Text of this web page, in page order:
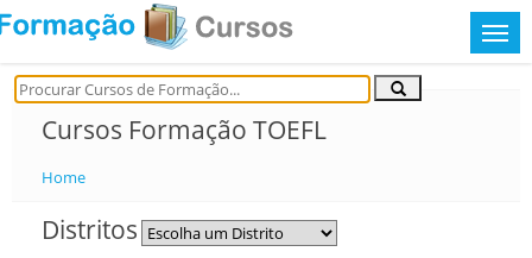
Cursos Formação TOEFL
Home
Distritos